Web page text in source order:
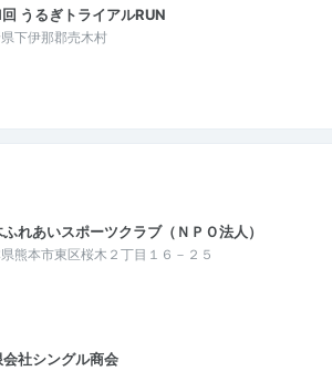
回 うるぎトライアルRUN
下伊那郡売木村
れあいスポーツクラブ（ＮＰＯ法人）
熊本市東区桜木２丁目１６－２５
会社シングル商会